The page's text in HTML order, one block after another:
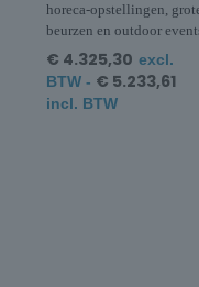
horeca-opstellingen,
beurzen en outdoor
€ 4.325,30 excl.
BTW - € 5.233,61
incl. BTW